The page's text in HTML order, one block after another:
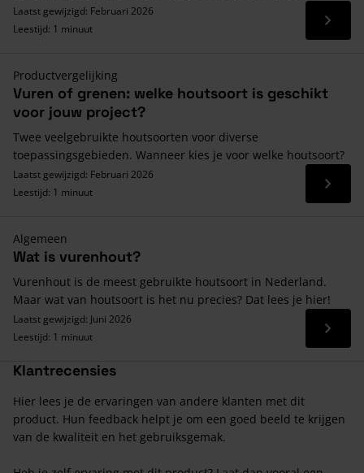
Laatst gewijzigd: Februari 2026
Leestijd: 1 minuut
Lees
Productvergelijking
Vuren of grenen: welke houtsoort is geschikt
voor jouw project?
Twee veelgebruikte houtsoorten voor diverse
toepassingsgebieden. Wanneer kies je voor welke houtsoort?
Laatst gewijzigd: Februari 2026
Leestijd: 1 minuut
Lees
Algemeen
Wat is vurenhout?
Vurenhout is de meest gebruikte houtsoort in Nederland.
Maar wat van houtsoort is het nu precies? Dat lees je hier!
Laatst gewijzigd: Juni 2026
Leestijd: 1 minuut
Lees
Klantrecensies
Hier lees je de ervaringen van andere klanten met dit
product. Hun feedback helpt je om een goed beeld te krijgen
van de kwaliteit en het gebruiksgemak.